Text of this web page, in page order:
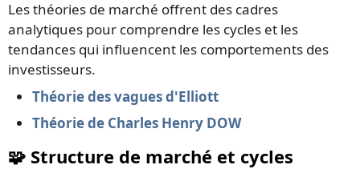
Les théories de marché offrent des cadres
analytiques pour comprendre les cycles et les
tendances qui influencent les comportements des
investisseurs.
Théorie des vagues d'Elliott
Théorie de Charles Henry DOW
🧩 Structure de marché et cycles